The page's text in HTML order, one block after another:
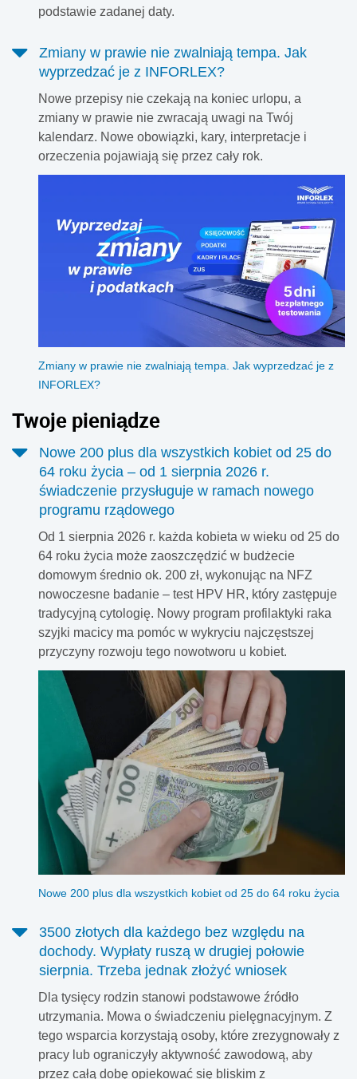
podstawie zadanej daty.
Zmiany w prawie nie zwalniają tempa. Jak
wyprzedzać je z INFORLEX?
Nowe przepisy nie czekają na koniec urlopu, a
zmiany w prawie nie zwracają uwagi na Twój
kalendarz. Nowe obowiązki, kary, interpretacje i
orzeczenia pojawiają się przez cały rok.
Zmiany w prawie nie zwalniają tempa. Jak wyprzedzać je z
INFORLEX?
Twoje pieniądze
Nowe 200 plus dla wszystkich kobiet od 25 do
64 roku życia – od 1 sierpnia 2026 r.
świadczenie przysługuje w ramach nowego
programu rządowego
Od 1 sierpnia 2026 r. każda kobieta w wieku od 25 do
64 roku życia może zaoszczędzić w budżecie
domowym średnio ok. 200 zł, wykonując na NFZ
nowoczesne badanie – test HPV HR, który zastępuje
tradycyjną cytologię. Nowy program profilaktyki raka
szyjki macicy ma pomóc w wykryciu najczęstszej
przyczyny rozwoju tego nowotworu u kobiet.
Nowe 200 plus dla wszystkich kobiet od 25 do 64 roku życia
3500 złotych dla każdego bez względu na
dochody. Wypłaty ruszą w drugiej połowie
sierpnia. Trzeba jednak złożyć wniosek
Dla tysięcy rodzin stanowi podstawowe źródło
utrzymania. Mowa o świadczeniu pielęgnacyjnym. Z
tego wsparcia korzystają osoby, które zrezygnowały z
pracy lub ograniczyły aktywność zawodową, aby
przez całą dobę opiekować się bliskim z